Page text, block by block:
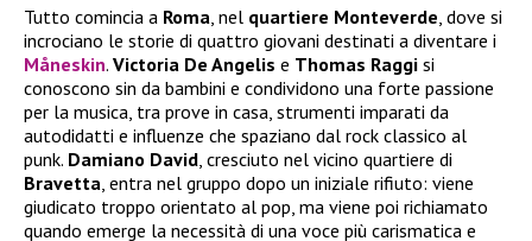
Tutto comincia a Roma, nel quartiere Monteverde, dove si
incrociano le storie di quattro giovani destinati a diventare i
Måneskin. Victoria De Angelis e Thomas Raggi si
conoscono sin da bambini e condividono una forte passione
per la musica, tra prove in casa, strumenti imparati da
autodidatti e influenze che spaziano dal rock classico al
punk. Damiano David, cresciuto nel vicino quartiere di
Bravetta, entra nel gruppo dopo un iniziale rifiuto: viene
giudicato troppo orientato al pop, ma viene poi richiamato
quando emerge la necessità di una voce più carismatica e